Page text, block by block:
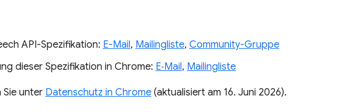
API-Spezifikation: E-Mail, Mailingliste, Community-Gruppe
dieser Spezifikation in Chrome: E‑Mail, Mailingliste
unter Datenschutz in Chrome (aktualisiert am 16. Juni 2026).